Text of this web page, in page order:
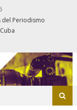
del Periodismo